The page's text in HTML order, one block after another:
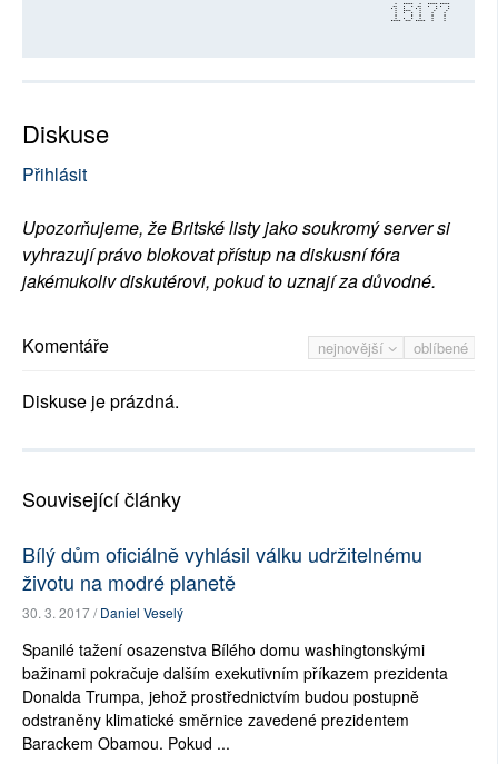
15177
Diskuse
Přihlásit
Upozorňujeme, že Britské listy jako soukromý server si
vyhrazují právo blokovat přístup na diskusní fóra
jakémukoliv diskutérovi, pokud to uznají za důvodné.
nejnovější oblíbené
Komentáře
Diskuse je prázdná.
Související články
Bílý dům oficiálně vyhlásil válku udržitelnému
životu na modré planetě
30. 3. 2017 /Daniel Veselý
Spanilé tažení osazenstva Bílého domu washingtonskými
bažinami pokračuje dalším exekutivním příkazem prezidenta
Donalda Trumpa, jehož prostřednictvím budou postupně
odstraněny klimatické směrnice zavedené prezidentem
Barackem Obamou. Pokud ...